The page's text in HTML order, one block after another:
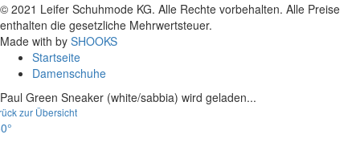
© 2021 Leifer Schuhmode KG. Alle Rechte vorbehalten. Alle Preise
enthalten die gesetzliche Mehrwertsteuer.
Made with by SHOOKS
Startseite
Damenschuhe
Paul Green Sneaker (white/sabbia) wird geladen...
zur Übersicht